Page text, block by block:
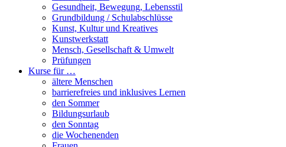
Gesundheit, Bewegung, Lebensstil
Grundbildung / Schulabschlüsse
Kunst, Kultur und Kreatives
Kunstwerkstatt
Mensch, Gesellschaft & Umwelt
Prüfungen
Kurse für …
ältere Menschen
barrierefreies und inklusives Lernen
den Sommer
Bildungsurlaub
den Sonntag
die Wochenenden